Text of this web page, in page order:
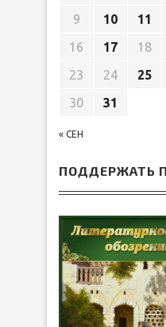
« СЕН
9
10 11
16
17 18
23
24 25
30
31
ПОДДЕРЖАТЬ